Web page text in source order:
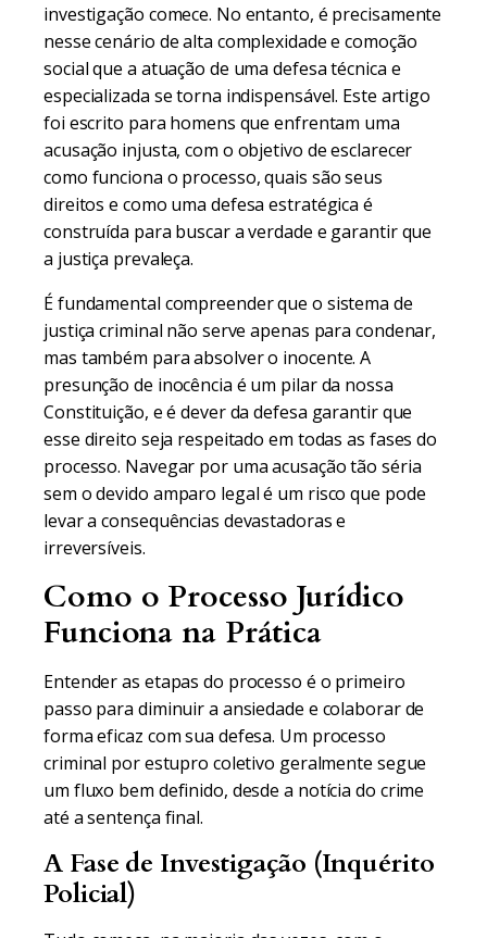
investigação comece. No entanto, é precisamente
nesse cenário de alta complexidade e comoção
social que a atuação de uma defesa técnica e
especializada se torna indispensável. Este artigo
foi escrito para homens que enfrentam uma
acusação injusta, com o objetivo de esclarecer
como funciona o processo, quais são seus
direitos e como uma defesa estratégica é
construída para buscar a verdade e garantir que
a justiça prevaleça.
É fundamental compreender que o sistema de
justiça criminal não serve apenas para condenar,
mas também para absolver o inocente. A
presunção de inocência é um pilar da nossa
Constituição, e é dever da defesa garantir que
esse direito seja respeitado em todas as fases do
processo. Navegar por uma acusação tão séria
sem o devido amparo legal é um risco que pode
levar a consequências devastadoras e
irreversíveis.
Como o Processo Jurídico
Funciona na Prática
Entender as etapas do processo é o primeiro
passo para diminuir a ansiedade e colaborar de
forma eficaz com sua defesa. Um processo
criminal por estupro coletivo geralmente segue
um fluxo bem definido, desde a notícia do crime
até a sentença final.
A Fase de Investigação (Inquérito
Policial)